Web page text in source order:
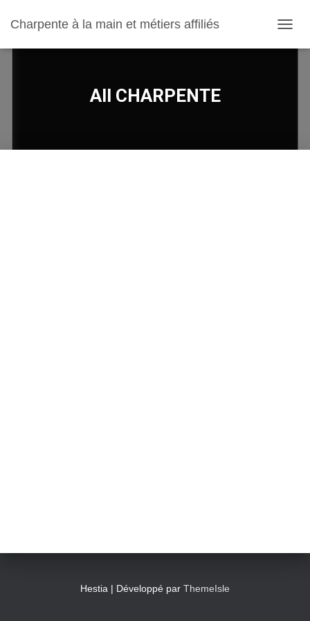
Charpente à la main et métiers affiliés
All CHARPENTE
Hestia | Développé par ThemeIsle